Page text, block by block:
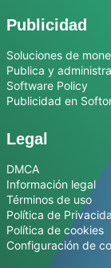
Publicidad
Soluciones de
Publica y
Software Policy
Publicidad en
Legal
DMCA
Información legal
Términos de uso
Política de
Política de cookies
Configuración de